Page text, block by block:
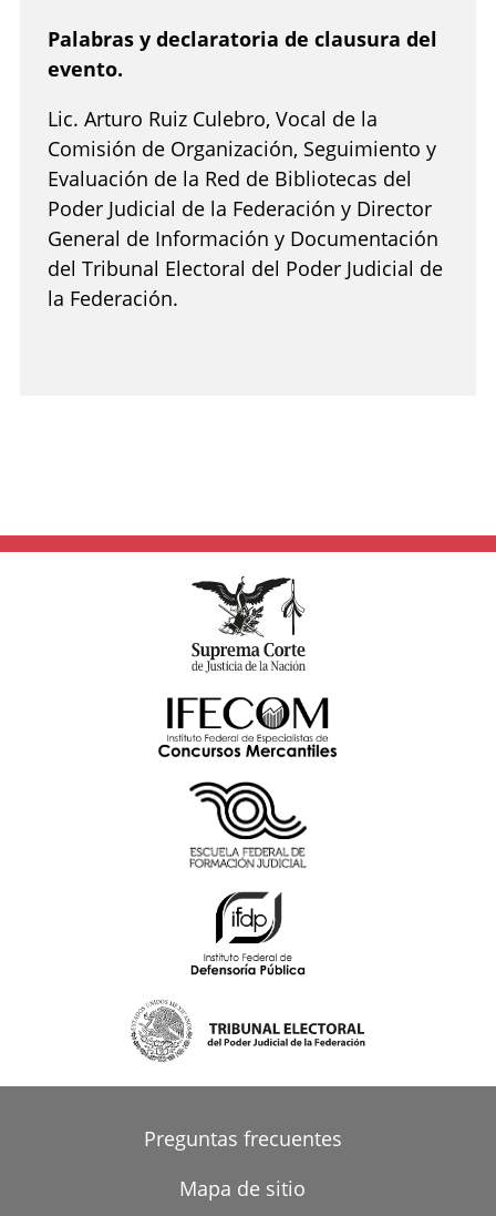
Palabras y declaratoria de clausura del
evento.
Lic. Arturo Ruiz Culebro, Vocal de la
Comisión de Organización, Seguimiento y
Evaluación de la Red de Bibliotecas del
Poder Judicial de la Federación y Director
General de Información y Documentación
del Tribunal Electoral del Poder Judicial de
la Federación.
Preguntas frecuentes
Mapa de sitio